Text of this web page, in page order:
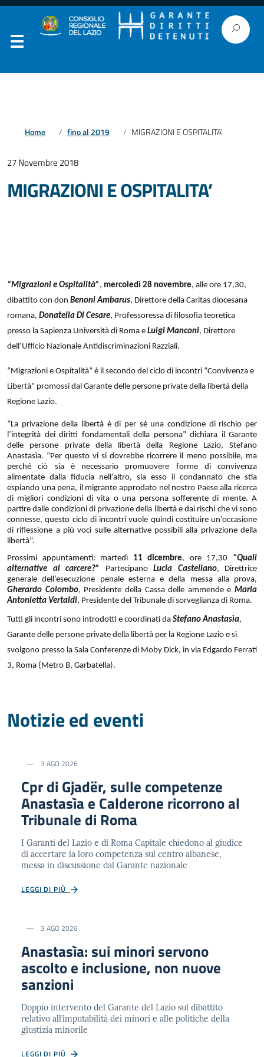
Home fino al 2019 MIGRAZIONI E OSPITALITA’
27 Novembre 2018
MIGRAZIONI E OSPITALITA’
“Migrazioni e Ospitalità” , mercoledì 28 novembre, alle ore 17,30,
dibattito con don Benoni Ambarus, Direttore della Caritas diocesana
romana, Donatella Di Cesare, Professoressa di filosofia teoretica
presso la Sapienza Università di Roma e Luigi Manconi, Direttore
dell’Ufficio Nazionale Antidiscriminazioni Razziali.
“Migrazioni e Ospitalità” è il secondo del ciclo di incontri “Convivenza e
Libertà” promossi dal Garante delle persone private della libertà della
Regione Lazio.
“La privazione della libertà è di per sé una condizione di rischio per
l’integrità dei diritti fondamentali della persona” dichiara il Garante
delle persone private della libertà della Regione Lazio, Stefano
Anastasìa. “Per questo vi si dovrebbe ricorrere il meno possibile, ma
perché ciò sia è necessario promuovere forme di convivenza
alimentate dalla fiducia nell’altro, sia esso il condannato che stia
espiando una pena, il migrante approdato nel nostro Paese alla ricerca
di migliori condizioni di vita o una persona sofferente di mente. A
partire dalle condizioni di privazione della libertà e dai rischi che vi sono
connesse, questo ciclo di incontri vuole quindi costituire un’occasione
di riflessione a più voci sulle alternative possibili alla privazione della
libertà”.
Prossimi appuntamenti: martedì 11 dicembre, ore 17,30 “Quali
alternative al carcere?”
Partecipano Lucia Castellano, Direttrice
generale dell’esecuzione penale esterna e della messa alla prova,
Gherardo Colombo, Presidente della Cassa delle ammende e Maria
Antonietta Vertaldi, Presidente del Tribunale di sorveglianza di Roma.
Tutti gli incontri sono introdotti e coordinati da Stefano Anastasìa,
Garante delle persone private della libertà per la Regione Lazio e si
svolgono presso la Sala Conferenze di Moby Dick, in via Edgardo Ferrati
3, Roma (Metro B, Garbatella).
Notizie ed eventi
3 AGO 2026
Cpr di Gjadër, sulle competenze
Anastasìa e Calderone ricorrono al
Tribunale di Roma
I Garanti del Lazio e di Roma Capitale chiedono al giudice
di accertare la loro competenza sul centro albanese,
messa in discussione dal Garante nazionale
LEGGI DI PIÙ
3 AGO 2026
Anastasìa: sui minori servono
ascolto e inclusione, non nuove
sanzioni
Doppio intervento del Garante del Lazio sul dibattito
relativo all’imputabilità dei minori e alle politiche della
giustizia minorile
LEGGI DI PIÙ